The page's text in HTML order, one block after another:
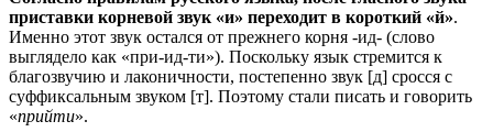
приставки корневой звук «и» переходит в короткий «й».
Именно этот звук остался от прежнего корня -ид- (слово
выглядело как «при-ид-ти»). Поскольку язык стремится к
благозвучию и лаконичности, постепенно звук [д] сросся с
суффиксальным звуком [т]. Поэтому стали писать и говорить
«прийти».